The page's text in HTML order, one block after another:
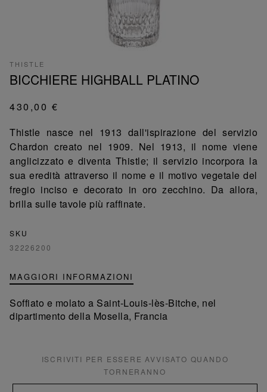
THISTLE
BICCHIERE HIGHBALL PLATINO
430,00 €
Thistle nasce nel 1913 dall'ispirazione del servizio
Chardon creato nel 1909. Nel 1913, il nome viene
anglicizzato e diventa Thistle; il servizio incorpora la
sua eredità attraverso il nome e il motivo vegetale del
fregio inciso e decorato in oro zecchino. Da allora,
brilla sulle tavole più raffinate.
SKU
32226200
MAGGIORI INFORMAZIONI
Soffiato e molato a Saint-Louis-lès-Bitche, nel
dipartimento della Mosella, Francia
ISCRIVITI PER ESSERE AVVISATO QUANDO
TORNERANNO